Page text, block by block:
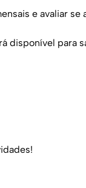
e avaliar se
disponível para